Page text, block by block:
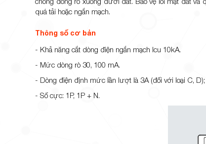
quá tải hoặc ngắn mạch.
Thông số cơ bản
- Khả năng cắt dòng điện ngắn mạch Icu 10kA.
- Mức dòng rò 30, 100 mA.
- Dòng điện định mức lần lượt là 3A (đối với loại C, D);
- Số cực: 1P, 1P + N.